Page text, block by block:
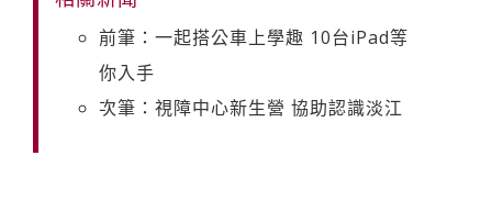
前筆：一起搭公車上學趣 10台iPad等
你入手
次筆：視障中心新生營 協助認識淡江